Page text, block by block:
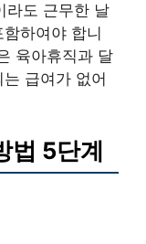
라도 근무한 날
하여야 합니
육아휴직과 달
급여가 없어
법 5단계